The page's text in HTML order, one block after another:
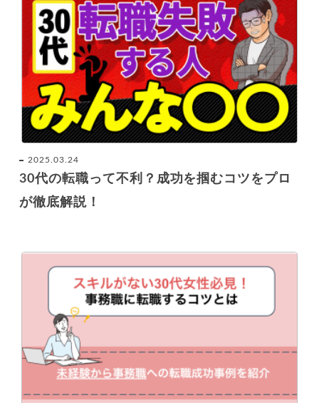
2025.03.24
30代の転職って不利？成功を掴むコツをプロ
が徹底解説！